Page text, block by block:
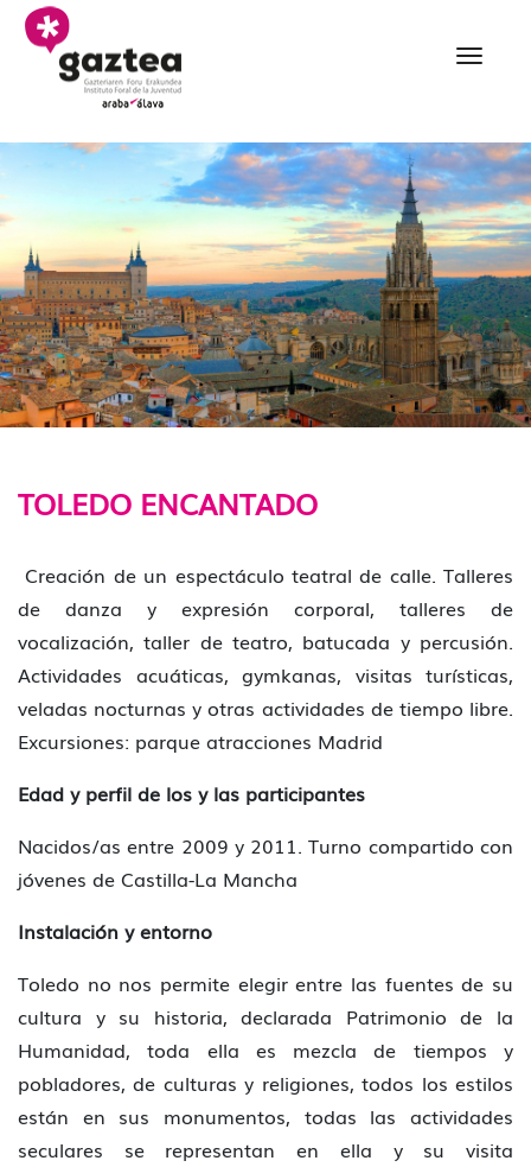
Saltar al contenido principal
016 Toledo
TOLEDO ENCANTADO
Creación de un espectáculo teatral de calle. Talleres
de danza y expresión corporal, talleres de
vocalización, taller de teatro, batucada y percusión.
Actividades acuáticas, gymkanas, visitas turísticas,
veladas nocturnas y otras actividades de tiempo libre.
Excursiones: parque atracciones Madrid
Edad y perfil de los y las participantes
Nacidos/as entre 2009 y 2011. Turno compartido con
jóvenes de Castilla-La Mancha
Instalación y entorno
Toledo no nos permite elegir entre las fuentes de su
cultura y su historia, declarada Patrimonio de la
Humanidad, toda ella es mezcla de tiempos y
pobladores, de culturas y religiones, todos los estilos
están en sus monumentos, todas las actividades
seculares se representan en ella y su visita